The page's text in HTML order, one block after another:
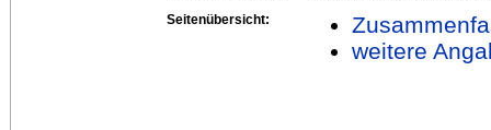
Seitenübersicht:
weitere